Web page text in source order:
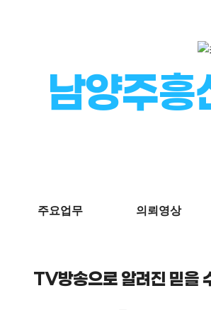
남양주흥
주요업무 의뢰영상
TV방송으로 알려진 믿을